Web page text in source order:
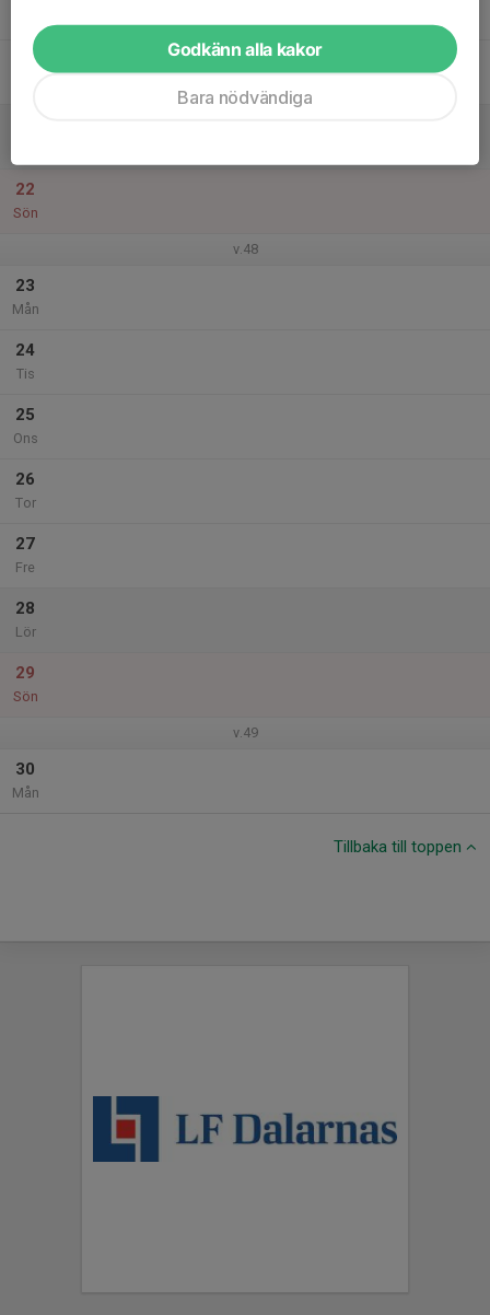
20
22
Sön
v.48
23
Mån
24
Tis
25
Ons
26
Tor
27
Fre
28
Lör
29
Sön
v.49
30
Mån
Tillbaka till toppen
Godkänn alla kakor
Bara nödvändiga